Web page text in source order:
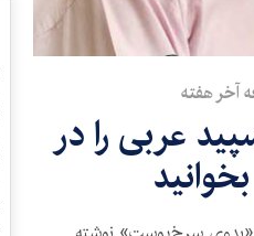
آخر هفته
عربی را در